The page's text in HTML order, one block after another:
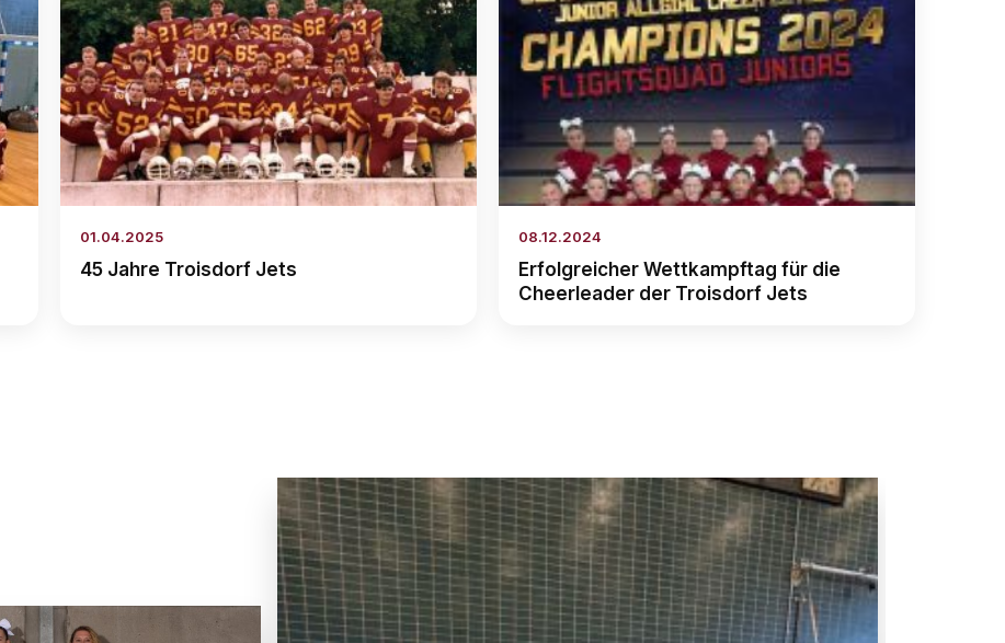
01.04.2025
45 Jahre Troisdorf Jets
08.12.2024
Erfolgreicher Wettkampftag für die
Cheerleader der Troisdorf Jets